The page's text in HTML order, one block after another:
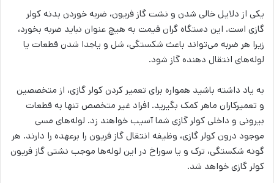
یکی از دلایل خالی شدن و نشت گاز فریون، ضربه خوردن بدنه کولر
گازی است. این دستگاه گران قیمت به هیچ عنوان نباید ضربه بخورد،
زیرا هر ضربه می‌تواند باعث شکستگی، شل و یاجدا شدن قطعات یا
لوله‌های انتقال دهنده گاز شود.
به یاد داشته باشید همواره برای تعمیر کردن کولر گازی، از متخصصین
و تعمیرکاران ماهر کمک بگیرید. افراد غیر متخصص تنها به قطعات
بیرونی و داخلی کولر گازی شما آسیب خواهند زد. لوله‌های مسی
موجود درون کولر گازی، وظیفه انتقال گاز فریون را برعهده را دارند. هر
گونه شکستگی، ترک و یا سوراخ در این لوله‌ها موجب نشتی گاز فریون
کولر گازی خواهد شد.